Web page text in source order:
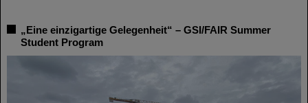
„Eine einzigartige Gelegenheit“ – GSI/FAIR Summer
Student Program